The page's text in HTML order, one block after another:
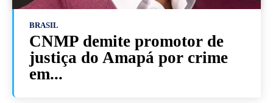
BRASIL
CNMP demite promotor de
justiça do Amapá por crime
em...